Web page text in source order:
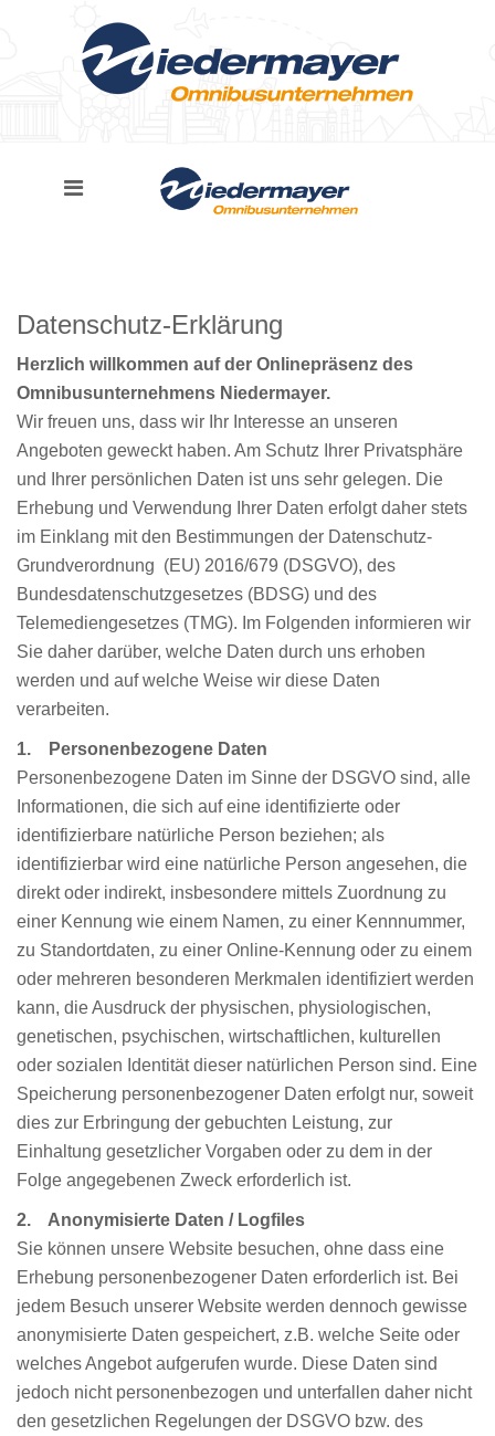
Datenschutz-Erklärung
Herzlich willkommen auf der Onlinepräsenz des
Omnibusunternehmens Niedermayer.
Wir freuen uns, dass wir Ihr Interesse an unseren
Angeboten geweckt haben. Am Schutz Ihrer Privatsphäre
und Ihrer persönlichen Daten ist uns sehr gelegen. Die
Erhebung und Verwendung Ihrer Daten erfolgt daher stets
im Einklang mit den Bestimmungen der Datenschutz-
Grundverordnung (EU) 2016/679 (DSGVO), des
Bundesdatenschutzgesetzes (BDSG) und des
Telemediengesetzes (TMG). Im Folgenden informieren wir
Sie daher darüber, welche Daten durch uns erhoben
werden und auf welche Weise wir diese Daten
verarbeiten.
1. Personenbezogene Daten
Personenbezogene Daten im Sinne der DSGVO sind, alle
Informationen, die sich auf eine identifizierte oder
identifizierbare natürliche Person beziehen; als
identifizierbar wird eine natürliche Person angesehen, die
direkt oder indirekt, insbesondere mittels Zuordnung zu
einer Kennung wie einem Namen, zu einer Kennnummer,
zu Standortdaten, zu einer Online-Kennung oder zu einem
oder mehreren besonderen Merkmalen identifiziert werden
kann, die Ausdruck der physischen, physiologischen,
genetischen, psychischen, wirtschaftlichen, kulturellen
oder sozialen Identität dieser natürlichen Person sind. Eine
Speicherung personenbezogener Daten erfolgt nur, soweit
dies zur Erbringung der gebuchten Leistung, zur
Einhaltung gesetzlicher Vorgaben oder zu dem in der
Folge angegebenen Zweck erforderlich ist.
2. Anonymisierte Daten / Logfiles
Sie können unsere Website besuchen, ohne dass eine
Erhebung personenbezogener Daten erforderlich ist. Bei
jedem Besuch unserer Website werden dennoch gewisse
anonymisierte Daten gespeichert, z.B. welche Seite oder
welches Angebot aufgerufen wurde. Diese Daten sind
jedoch nicht personenbezogen und unterfallen daher nicht
den gesetzlichen Regelungen der DSGVO bzw. des